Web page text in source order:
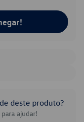
deste produto?
ajudar!